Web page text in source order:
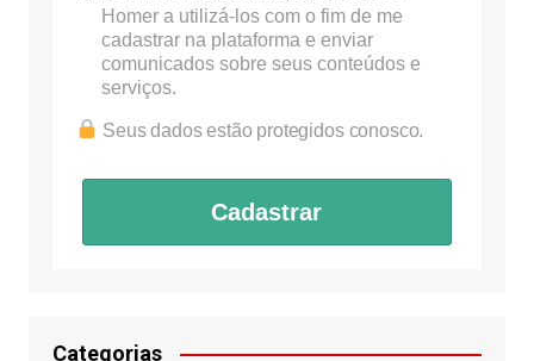
Homer a utilizá-los com o fim de me
cadastrar na plataforma e enviar
comunicados sobre seus conteúdos e
serviços.
Seus dados estão protegidos conosco.
Cadastrar
Categorias